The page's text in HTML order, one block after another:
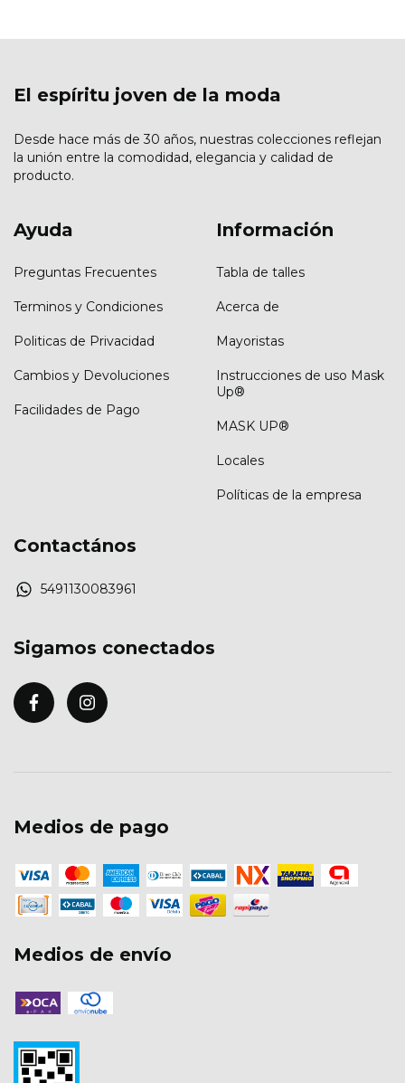
El espíritu joven de la moda
Desde hace más de 30 años, nuestras colecciones reflejan
la unión entre la comodidad, elegancia y calidad de
producto.
Ayuda
Preguntas Frecuentes
Terminos y Condiciones
Politicas de Privacidad
Cambios y Devoluciones
Facilidades de Pago
Información
Tabla de talles
Acerca de
Mayoristas
Instrucciones de uso Mask
Up®
MASK UP®
Locales
Políticas de la empresa
Contactános
5491130083961
Sigamos conectados
Medios de pago
Medios de envío